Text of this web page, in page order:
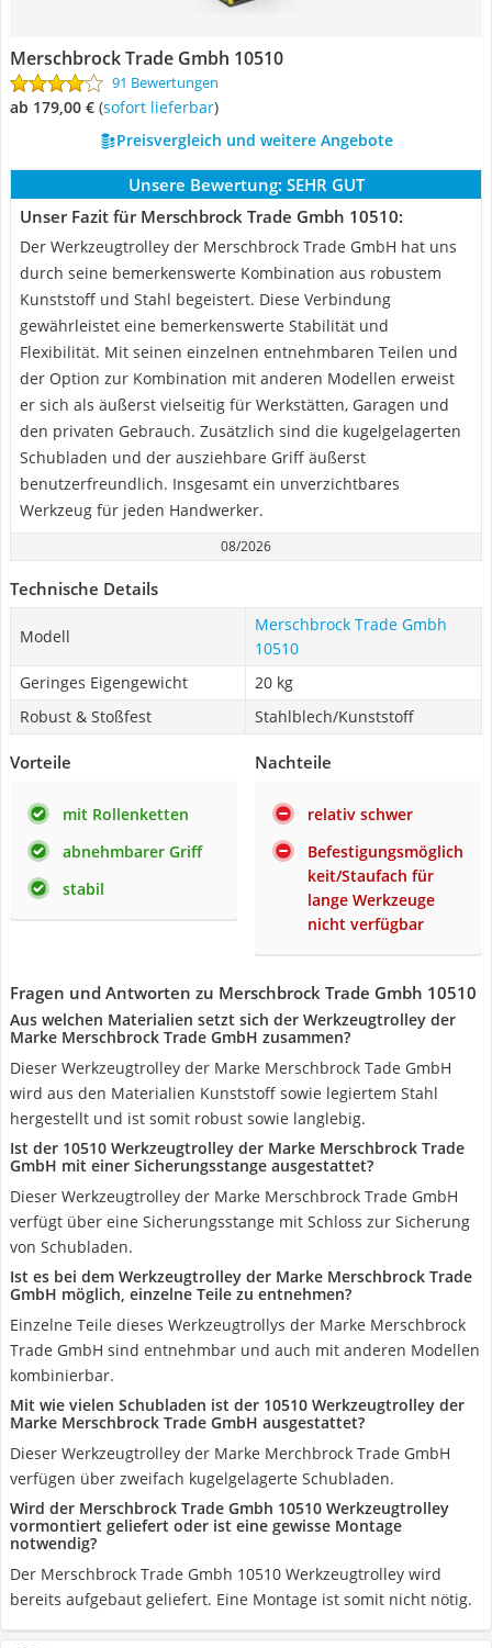
Merschbrock Trade Gmbh 10510
91 Bewertungen
ab 179,00 € ( Sofort lieferbar)
Preisvergleich und weitere Angebote
Unsere Bewertung: SEHR GUT
Unser Fazit für Merschbrock Trade Gmbh 10510:
Der Werkzeugtrolley der Merschbrock Trade GmbH hat uns
durch seine bemerkenswerte Kombination aus robustem
Kunststoff und Stahl begeistert. Diese Verbindung
gewährleistet eine bemerkenswerte Stabilität und
Flexibilität. Mit seinen einzelnen entnehmbaren Teilen und
der Option zur Kombination mit anderen Modellen erweist
er sich als äußerst vielseitig für Werkstätten, Garagen und
den privaten Gebrauch. Zusätzlich sind die kugelgelagerten
Schubladen und der ausziehbare Griff äußerst
benutzerfreundlich. Insgesamt ein unverzichtbares
Werkzeug für jeden Handwerker.
08/2026
Technische Details
Modell
Merschbrock Trade Gmbh
10510
Geringes Eigengewicht
‎20 kg
Robust & Stoßfest
Stahlblech/Kunststoff
Vorteile
mit Rollenketten
abnehmbarer Griff
stabil
Nachteile
relativ schwer
Befestigungsmöglich
keit/Staufach für
lange Werkzeuge
nicht verfügbar
Fragen und Antworten zu Merschbrock Trade Gmbh 10510
Aus welchen Materialien setzt sich der Werkzeugtrolley der
Marke Merschbrock Trade GmbH zusammen?
Dieser Werkzeugtrolley der Marke Merschbrock Tade GmbH
wird aus den Materialien Kunststoff sowie legiertem Stahl
hergestellt und ist somit robust sowie langlebig.
Ist der 10510 Werkzeugtrolley der Marke Merschbrock Trade
GmbH mit einer Sicherungsstange ausgestattet?
Dieser Werkzeugtrolley der Marke Merschbrock Trade GmbH
verfügt über eine Sicherungsstange mit Schloss zur Sicherung
von Schubladen.
Ist es bei dem Werkzeugtrolley der Marke Merschbrock Trade
GmbH möglich, einzelne Teile zu entnehmen?
Einzelne Teile dieses Werkzeugtrollys der Marke Merschbrock
Trade GmbH sind entnehmbar und auch mit anderen Modellen
kombinierbar.
Mit wie vielen Schubladen ist der 10510 Werkzeugtrolley der
Marke Merschbrock Trade GmbH ausgestattet?
Dieser Werkzeugtrolley der Marke Merchbrock Trade GmbH
verfügen über zweifach kugelgelagerte Schubladen.
Wird der Merschbrock Trade Gmbh 10510 Werkzeugtrolley
vormontiert geliefert oder ist eine gewisse Montage
notwendig?
Der Merschbrock Trade Gmbh 10510 Werkzeugtrolley wird
bereits aufgebaut geliefert. Eine Montage ist somit nicht nötig.